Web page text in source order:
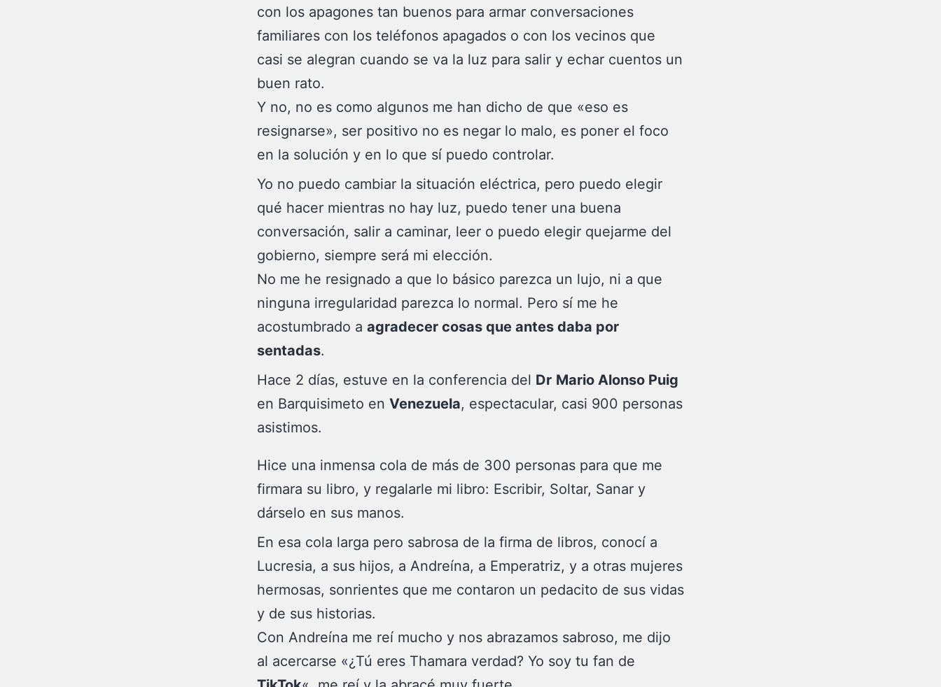
con los apagones tan buenos para armar conversaciones
familiares con los teléfonos apagados o con los vecinos que
casi se alegran cuando se va la luz para salir y echar cuentos un
buen rato.
Y no, no es como algunos me han dicho de que «eso es
resignarse», ser positivo no es negar lo malo, es poner el foco
en la solución y en lo que sí puedo controlar.
Yo no puedo cambiar la situación eléctrica, pero puedo elegir
qué hacer mientras no hay luz, puedo tener una buena
conversación, salir a caminar, leer o puedo elegir quejarme del
gobierno, siempre será mi elección.
No me he resignado a que lo básico parezca un lujo, ni a que
ninguna irregularidad parezca lo normal. Pero sí me he
acostumbrado a agradecer cosas que antes daba por
sentadas.
Hace 2 días, estuve en la conferencia del Dr Mario Alonso Puig
en Barquisimeto en Venezuela, espectacular, casi 900 personas
asistimos.
Hice una inmensa cola de más de 300 personas para que me
firmara su libro, y regalarle mi libro: Escribir, Soltar, Sanar y
dárselo en sus manos.
En esa cola larga pero sabrosa de la firma de libros, conocí a
Lucresia, a sus hijos, a Andreína, a Emperatriz, y a otras mujeres
hermosas, sonrientes que me contaron un pedacito de sus vidas
y de sus historias.
Con Andreína me reí mucho y nos abrazamos sabroso, me dijo
al acercarse «¿Tú eres Thamara verdad? Yo soy tu fan de